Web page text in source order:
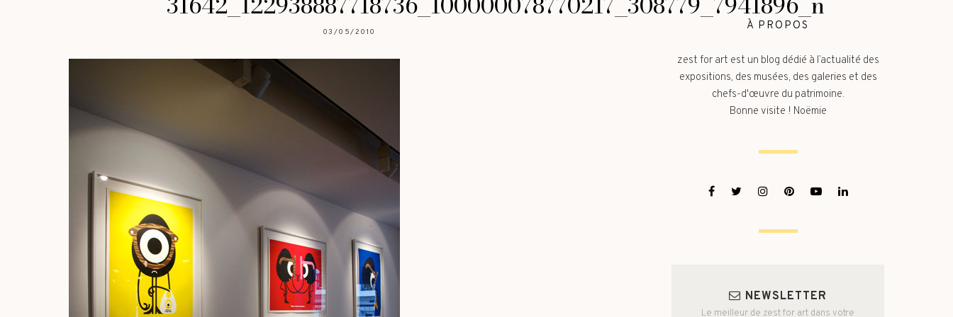
03/05/2010 À PROPOS
zest for art est un blog dédié à l’actualité des
expositions, des musées, des galeries et des
chefs-d'œuvre du patrimoine.
Bonne visite ! Noëmie
NEWSLETTER
Le meilleur de zest for art dans votre